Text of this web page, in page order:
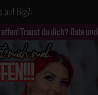
auf Big7:
Traust du dich? Date